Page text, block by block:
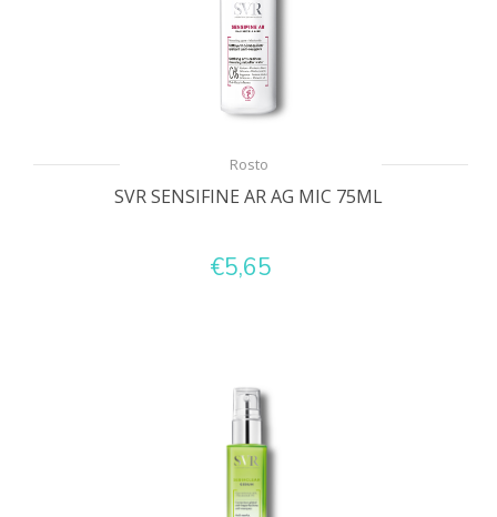
Rosto
SVR SENSIFINE AR AG MIC 75ML
€5,65